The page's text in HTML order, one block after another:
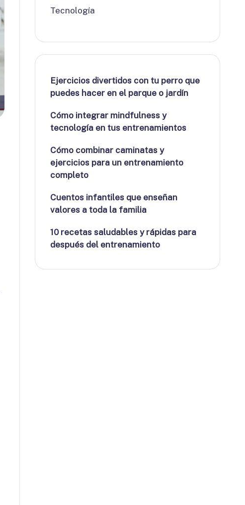
Tecnología
Ejercicios divertidos con tu perro que
puedes hacer en el parque o jardín
Cómo integrar mindfulness y
tecnología en tus entrenamientos
Cómo combinar caminatas y
ejercicios para un entrenamiento
completo
Cuentos infantiles que enseñan
valores a toda la familia
10 recetas saludables y rápidas para
después del entrenamiento